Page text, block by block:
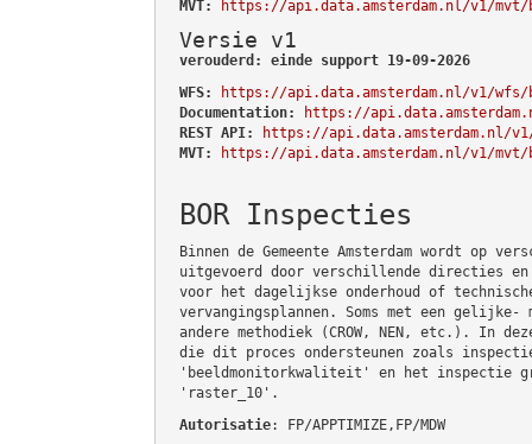
MVT:
https://api.data.amsterdam.nl/v1/mvt/
Versie v1
verouderd: einde support 19-09-2026
WFS:
https://api.data.amsterdam.nl/v1/wfs/
Documentation:
https://
REST API:
https://api.data.amsterdam.nl/v1/
MVT:
https://api.data.amsterdam.nl/v1/mvt/
BOR Inspecties
Binnen de Gemeente Amsterdam wordt op
uitgevoerd door verschillende directies
voor het dagelijkse onderhoud of
vervangingsplannen. Soms met een gelijke-
andere methodiek (CROW, NEN, etc.). In
die dit proces ondersteunen zoals
'beeldmonitorkwaliteit' en het inspectie
'raster_10'.
Autorisatie: FP/APPTIMIZE,FP/MDW